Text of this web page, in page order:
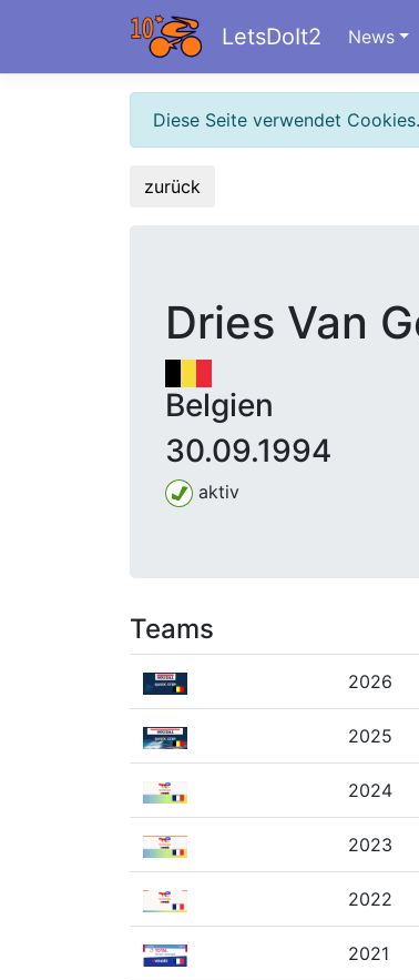
LetsDoIt2 News
Diese Seite verwendet
zurück
Dries Van
Belgien
30.09.1994
aktiv
Teams
2026
2025
2024
2023
2022
2021